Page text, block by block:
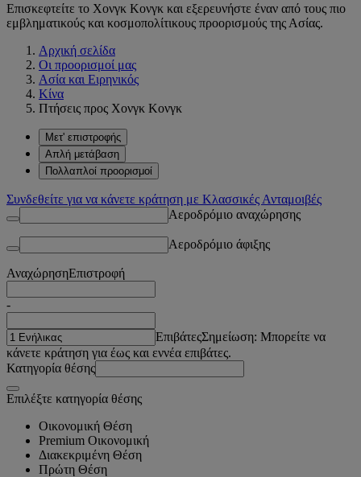
Επισκεφτείτε το Χονγκ Κονγκ και εξερευνήστε έναν από τους πιο
εμβληματικούς και κοσμοπολίτικους προορισμούς της Ασίας.
Αρχική σελίδα
Οι προορισμοί μας
Ασία και Ειρηνικός
Κίνα
Πτήσεις προς Χονγκ Κονγκ
Μετ' επιστροφής
Απλή μετάβαση
Πολλαπλοί προορισμοί
Συνδεθείτε για να κάνετε κράτηση με Κλασσικές Ανταμοιβές
Αεροδρόμιο αναχώρησης
Αεροδρόμιο άφιξης
ΑναχώρησηΕπιστροφή
-
ΕπιβάτεςΣημείωση: Μπορείτε να
κάνετε κράτηση για έως και εννέα επιβάτες.
Κατηγορία θέσης
Επιλέξτε κατηγορία θέσης
Οικονομική Θέση
Premium Οικονομική
Διακεκριμένη Θέση
Πρώτη Θέση